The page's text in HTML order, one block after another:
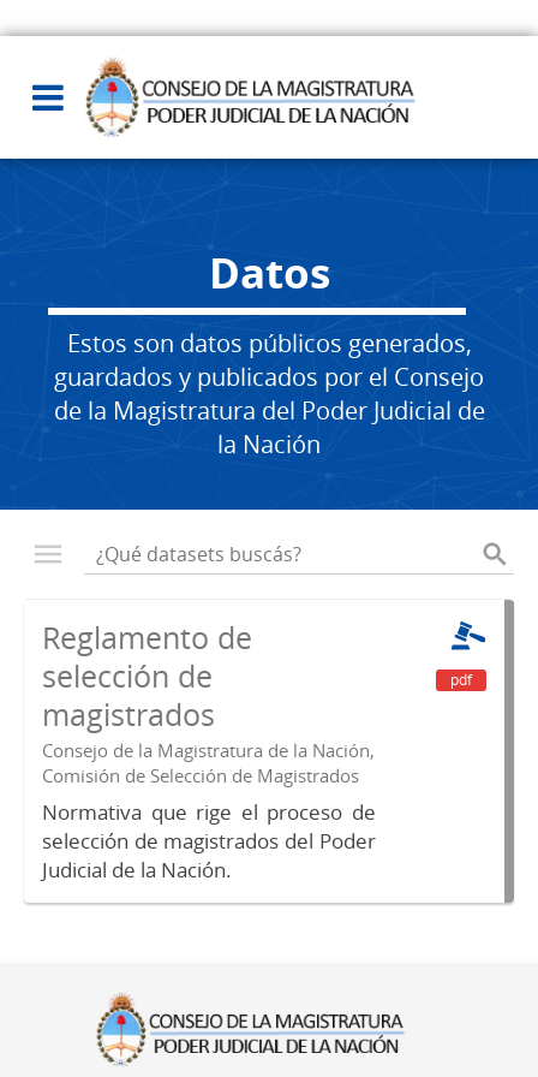
Datos
Estos son datos públicos generados,
guardados y publicados por el Consejo
de la Magistratura del Poder Judicial de
la Nación
Reglamento de
selección de
magistrados
Consejo de la Magistratura de la Nación,
Comisión de Selección de Magistrados
Normativa que rige el proceso de
selección de magistrados del Poder
Judicial de la Nación.
pdf